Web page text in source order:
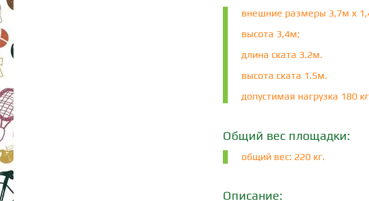
внешние размеры 3,7м х
высота 3,4м;
длина ската 3.2м.
высота ската 1.5м.
допустимая нагрузка 180
Общий вес площадки:
общий вес: 220 кг.
Описание: